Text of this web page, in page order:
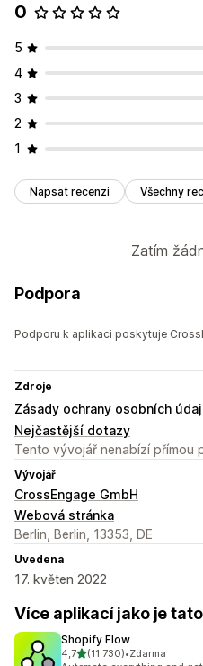
0
5
4
3
2
1
Napsat recenzi Všechny
Zatím
Podpora
Podporu k aplikaci poskytuje
Zdroje
Zásady ochrany osobních
Nejčastější dotazy
Tento vývojář nenabízí přímou
Vývojář
CrossEngage GmbH
Webová stránka
Berlin, Berlin, 13353, DE
Uvedena
17. květen 2022
Více aplikací jako je tato
Shopify Flow
4,7z 5 hvězd
(11 730)
Celkový počet recenzí: 11730
•Zdarma